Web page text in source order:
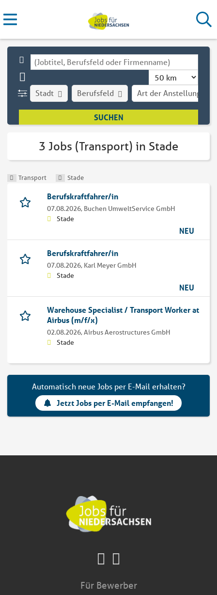
Stadt Art der Anstellung
Berufsfeld
3 Jobs (Transport) in Stade
Transport Stade
Berufskraftfahrer/in
07.08.2026, Buchen UmweltService GmbH
Stade
NEU
Berufskraftfahrer/in
07.08.2026, Karl Meyer GmbH
Stade
NEU
Warehouse Specialist / Transport Worker at
Airbus (m/f/x)
02.08.2026,Airbus Aerostructures GmbH
Stade
Automatisch neue Jobs per E-Mail erhalten?
Jetzt Jobs per E-Mail empfangen!
Für Bewerber